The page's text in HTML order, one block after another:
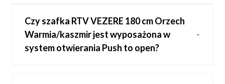
Czy szafka RTV VEZERE 180 cm Orzech
Warmia/kaszmir jest wyposażona w
system otwierania Push to open?